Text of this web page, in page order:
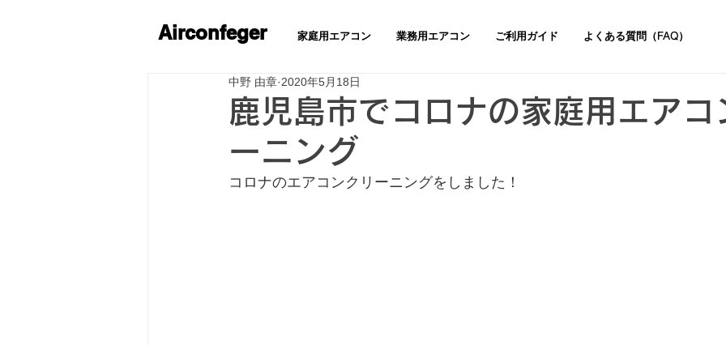
Airconfeger 家庭用エアコン 業務用エアコン ご利用ガイド よくある質問（FAQ）
鹿児島市でコロナの家庭用エアコ
ーニング
中野 由章 2020年5月18日
コロナのエアコンクリーニングをしました！